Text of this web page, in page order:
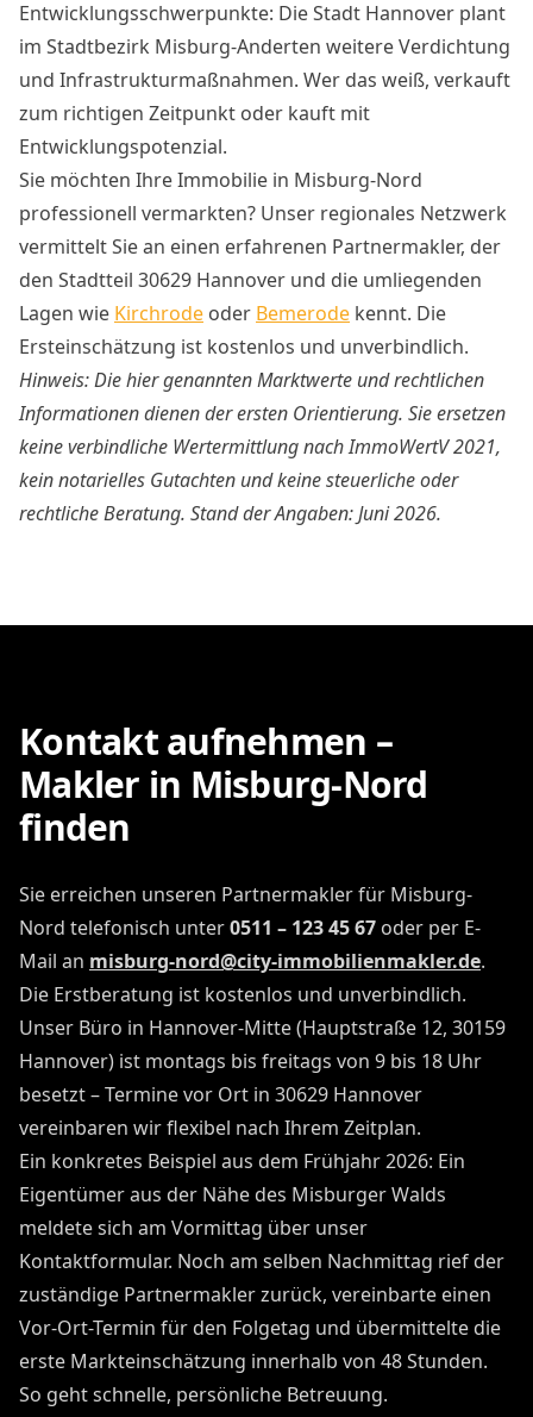
Entwicklungsschwerpunkte: Die Stadt Hannover plant
im Stadtbezirk Misburg-Anderten weitere Verdichtung
und Infrastrukturmaßnahmen. Wer das weiß, verkauft
zum richtigen Zeitpunkt oder kauft mit
Entwicklungspotenzial.
Sie möchten Ihre Immobilie in Misburg-Nord
professionell vermarkten? Unser regionales Netzwerk
vermittelt Sie an einen erfahrenen Partnermakler, der
den Stadtteil 30629 Hannover und die umliegenden
Lagen wie Kirchrode oder Bemerode kennt. Die
Ersteinschätzung ist kostenlos und unverbindlich.
Hinweis: Die hier genannten Marktwerte und rechtlichen
Informationen dienen der ersten Orientierung. Sie ersetzen
keine verbindliche Wertermittlung nach ImmoWertV 2021,
kein notarielles Gutachten und keine steuerliche oder
rechtliche Beratung. Stand der Angaben: Juni 2026.
Kontakt aufnehmen –
Makler in Misburg-Nord
finden
Sie erreichen unseren Partnermakler für Misburg-
Nord telefonisch unter0511 – 123 45 67 oder per E-
Mail an misburg-nord@city-immobilienmakler.de.
Die Erstberatung ist kostenlos und unverbindlich.
Unser Büro in Hannover-Mitte (Hauptstraße 12, 30159
Hannover) ist montags bis freitags von 9 bis 18 Uhr
besetzt – Termine vor Ort in 30629 Hannover
vereinbaren wir flexibel nach Ihrem Zeitplan.
Ein konkretes Beispiel aus dem Frühjahr 2026: Ein
Eigentümer aus der Nähe des Misburger Walds
meldete sich am Vormittag über unser
Kontaktformular. Noch am selben Nachmittag rief der
zuständige Partnermakler zurück, vereinbarte einen
Vor-Ort-Termin für den Folgetag und übermittelte die
erste Markteinschätzung innerhalb von 48 Stunden.
So geht schnelle, persönliche Betreuung.